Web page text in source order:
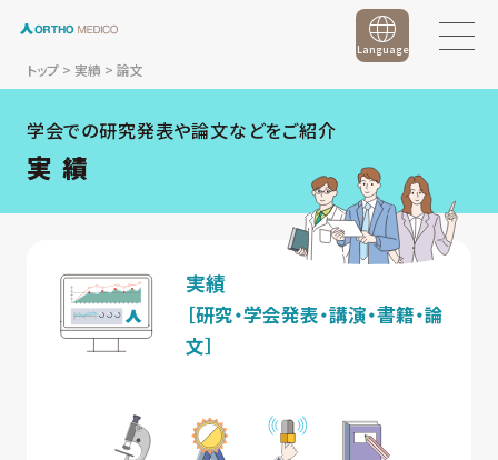
トップ> 実績 > 論文
Language
学会での研究発表や論文などをご紹介
実 績
実績
［研究・学会発表・講演・書籍・論
文］